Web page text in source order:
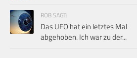
ROB SAGT:
Das UFO hat ein letztes Mal
abgehoben. Ich war zu der...